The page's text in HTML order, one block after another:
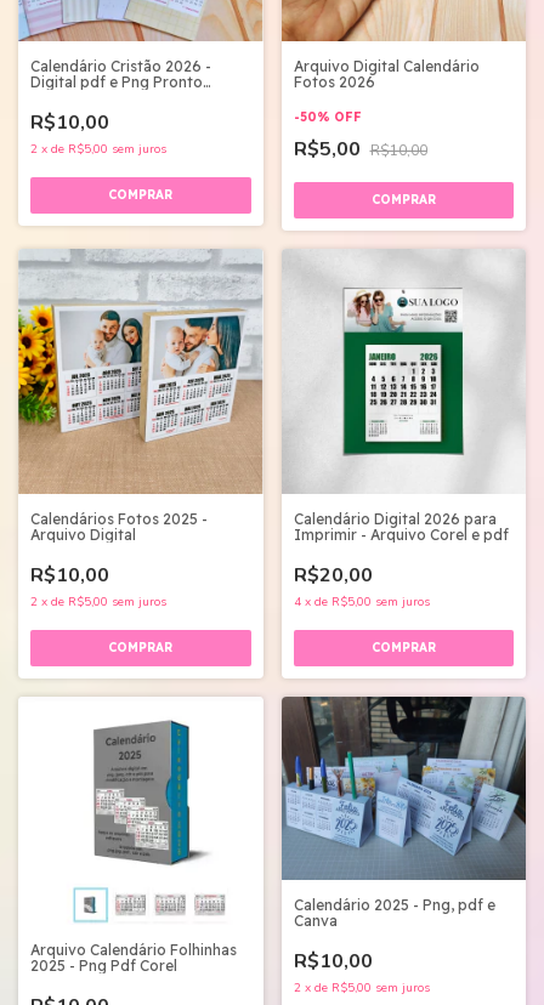
Calendário Cristão 2026 -
Digital pdf e Png Pronto
R$10,00
2 x de R$5,00 sem juros
Arquivo Digital Calendário
Fotos 2026
-50% OFF
R$5,00 R$10,00
Calendários Fotos 2025 -
Arquivo Digital
R$10,00
2 x de R$5,00 sem juros
Calendário Digital 2026 para
Imprimir - Arquivo Corel e pdf
R$20,00
4 x de R$5,00 sem juros
Arquivo Calendário Folhinhas
2025 - Png Pdf Corel
Calendário 2025 - Png, pdf e
Canva
R$10,00
2 x de R$5,00 sem juros